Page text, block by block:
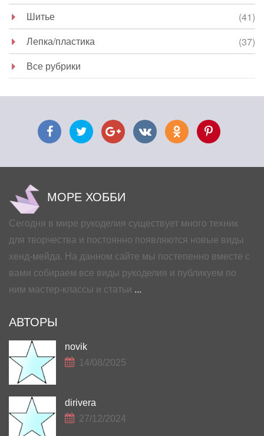
Шитье
(41)
Лепка/пластика
(37)
Все рубрики
МОРЕ ХОББИ
Сегодня в мире рукоделия существует много техник
для творчества и постоянно появляются новые виды
хенд-мейда. На данном сайте мы постепенно вместе с
вами собираем все виды рукоделия и публикуем по
ним мастер-классы и статьи ...
АВТОРЫ
novik
14/08/2025
dirivera
27/12/2024